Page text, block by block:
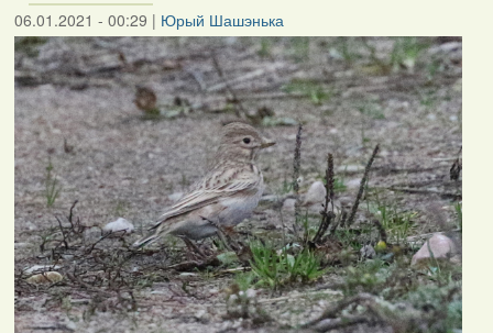
06.01.2021 - 00:29 | Юрый Шашэнька